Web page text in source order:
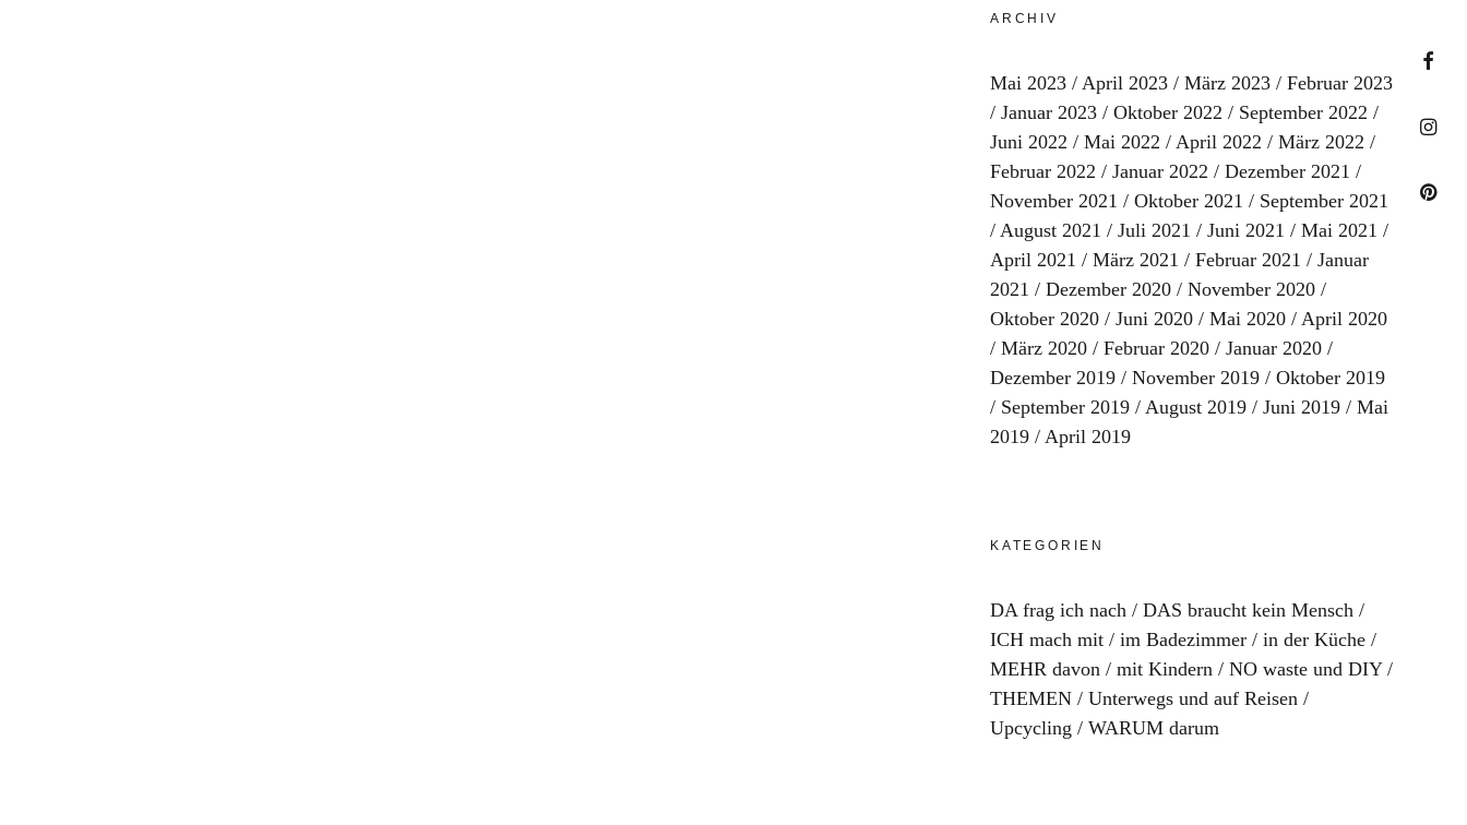
ARCHIV
Mai 2023 April 2023 März 2023
Februar 2023
Januar 2023
Oktober 2022
September 2022
Juni 2022
Mai 2022 April 2022
März 2022
Februar 2022
Januar 2022
Dezember 2021
November 2021
Oktober 2021
September 2021
August 2021
Juli 2021 Juni 2021
Mai 2021
April 2021
März 2021 Februar 2021
Januar
2021
Dezember 2020
November 2020
Oktober 2020
Juni 2020 Mai 2020
April 2020
März 2020
Februar 2020
Januar 2020
Dezember 2019
November 2019
Oktober 2019
September 2019
August 2019 Juni 2019
Mai
2019
April 2019
KATEGORIEN
DA frag ich nach
DAS braucht kein Mensch
ICH mach mit
im Badezimmer
in der Küche
MEHR davon
mit Kindern
NO waste und DIY
THEMEN
Unterwegs und auf Reisen
Upcycling
WARUM darum